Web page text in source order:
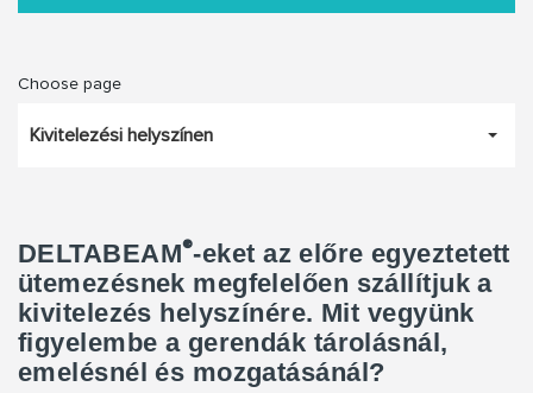
Choose page
Kivitelezési helyszínen
DELTABEAM®-eket az előre egyeztetett
ütemezésnek megfelelően szállítjuk a
kivitelezés helyszínére. Mit vegyünk
figyelembe a gerendák tárolásnál,
emelésnél és mozgatásánál?